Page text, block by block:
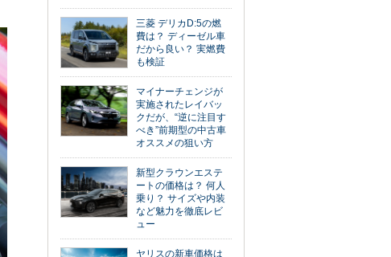
三菱 デリカD:5の燃
費は？ ディーゼル車
だから良い？ 実燃費
も検証
マイナーチェンジが
実施されたレイバッ
クだが、“逆に注目す
べき”前期型の中古車
オススメの狙い方
新型クラウンエステ
ートの価格は？ 何人
乗り？ サイズや内装
など魅力を徹底レビ
ュー
ヤリスの新車価格は